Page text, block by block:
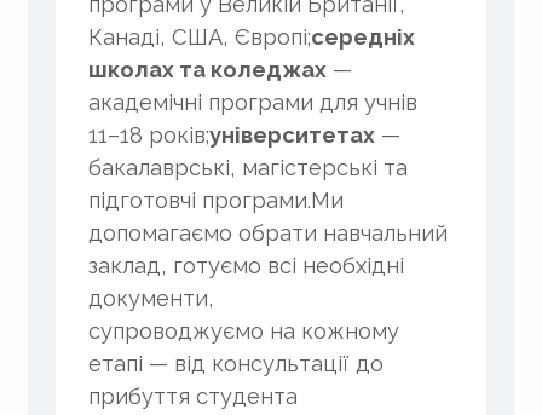
Канаді, США, Європі;середніх
школах та коледжах—
академічні програми для учнів
11–18 років;університетах—
бакалаврські, магістерські та
підготовчі програми.Ми
допомагаємо обрати навчальний
заклад, готуємо всі необхідні
документи,
супроводжуємо на кожному
етапі — від консультації до
прибуття студента